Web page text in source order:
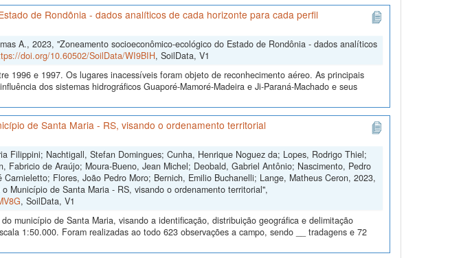
de Rondônia - dados analíticos de cada horizonte para cada perfil
A., 2023, "Zoneamento socioeconômico-ecológico do Estado de Rondônia - dados analíticos
doi.org/10.60502/SoilData/WI9BIH, SoilData, V1
1996 e 1997. Os lugares inacessíveis foram objeto de reconhecimento aéreo. As principais
dos sistemas hidrográficos Guaporé-Mamoré-Madeira e Ji-Paraná-Machado e seus
de Santa Maria - RS, visando o ordenamento territorial
Filippini; Nachtigall, Stefan Domingues; Cunha, Henrique Noguez da; Lopes, Rodrigo Thiel;
Fabricio de Araújo; Moura-Bueno, Jean Michel; Deobald, Gabriel Antônio; Nascimento, Pedro
Flores, João Pedro Moro; Bernich, Emilio Buchanelli; Lange, Matheus Ceron, 2023,
Município de Santa Maria - RS, visando o ordenamento territorial",
, SoilData, V1
município de Santa Maria, visando a identificação, distribuição geográfica e delimitação
1:50.000. Foram realizadas ao todo 623 observações a campo, sendo __ tradagens e 72